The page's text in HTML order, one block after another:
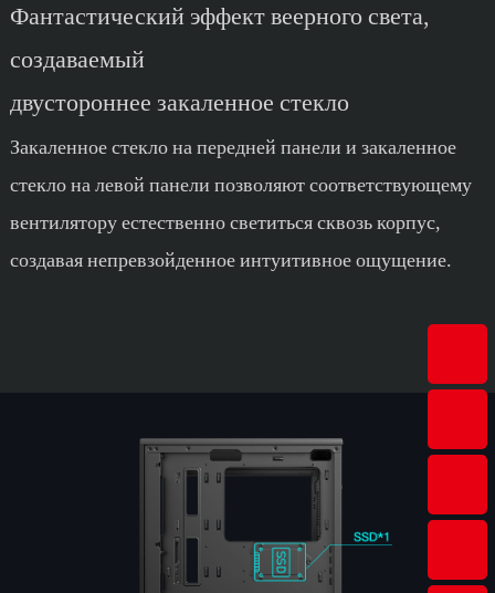
Фантастический эффект веерного света,
создаваемый
двустороннее закаленное стекло
Закаленное стекло на передней панели и закаленное
стекло на левой панели позволяют соответствующему
вентилятору естественно светиться сквозь корпус,
создавая непревзойденное интуитивное ощущение.